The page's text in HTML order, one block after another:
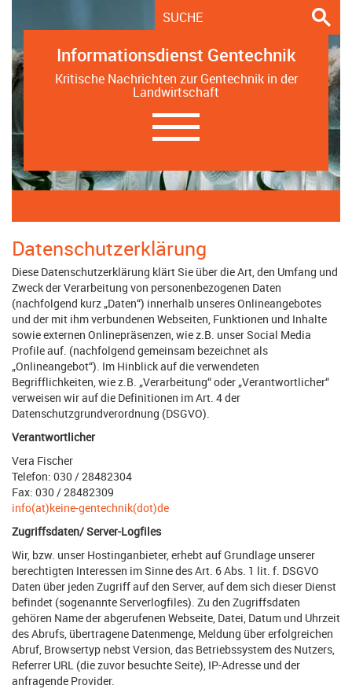
Informationsdienst Gentechnik
Kritische Nachrichten zur Gentechnik in der
Landwirtschaft
Navigation
ein-/ausblenden
Datenschutzerklärung
Diese Datenschutzerklärung klärt Sie über die Art, den Umfang und
Zweck der Verarbeitung von personenbezogenen Daten
(nachfolgend kurz „Daten“) innerhalb unseres Onlineangebotes
und der mit ihm verbundenen Webseiten, Funktionen und Inhalte
sowie externen Onlinepräsenzen, wie z.B. unser Social Media
Profile auf. (nachfolgend gemeinsam bezeichnet als
„Onlineangebot“). Im Hinblick auf die verwendeten
Begrifflichkeiten, wie z.B. „Verarbeitung“ oder „Verantwortlicher“
verweisen wir auf die Definitionen im Art. 4 der
Datenschutzgrundverordnung (DSGVO).
Verantwortlicher
Vera Fischer
Telefon: 030 / 28482304
Fax: 030 / 28482309
info(at)keine-gentechnik(dot)de
Zugriffsdaten/ Server-Logfiles
Wir, bzw. unser Hostinganbieter, erhebt auf Grundlage unserer
berechtigten Interessen im Sinne des Art. 6 Abs. 1 lit. f. DSGVO
Daten über jeden Zugriff auf den Server, auf dem sich dieser Dienst
befindet (sogenannte Serverlogfiles). Zu den Zugriffsdaten
gehören Name der abgerufenen Webseite, Datei, Datum und Uhrzeit
des Abrufs, übertragene Datenmenge, Meldung über erfolgreichen
Abruf, Browsertyp nebst Version, das Betriebssystem des Nutzers,
Referrer URL (die zuvor besuchte Seite), IP-Adresse und der
anfragende Provider.